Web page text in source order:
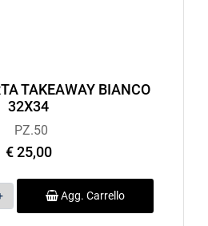
TAKEAWAY BIANCO
32X34
PZ.50
€ 25,00
Agg. Carrello